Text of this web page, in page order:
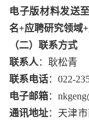
电子版材料发送
名+应聘研究领域
（二）联系方式
联系人 ：耿松青
联系电话：022-
电子邮箱：
通讯地址：天津